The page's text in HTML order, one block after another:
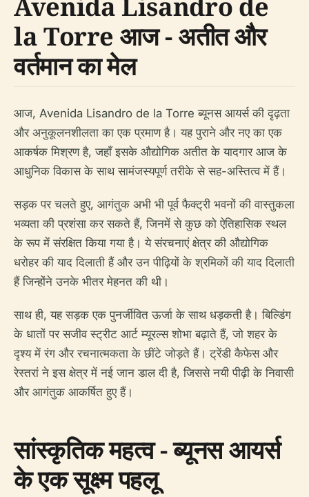
la Torre आज - अतीत और
वर्तमान का मेल
आज, Avenida Lisandro de la Torre ब्यूनस आयर्स की दृढ़ता
और अनुकूलनशीलता का एक प्रमाण है। यह पुराने और नए का एक
आकर्षक मिश्रण है, जहाँ इसके औद्योगिक अतीत के यादगार आज के
आधुनिक विकास के साथ सामंजस्यपूर्ण तरीके से सह-अस्तित्व में हैं।
सड़क पर चलते हुए, आगंतुक अभी भी पूर्व फैक्ट्री भवनों की वास्तुकला
भव्यता की प्रशंसा कर सकते हैं, जिनमें से कुछ को ऐतिहासिक स्थल
के रूप में संरक्षित किया गया है। ये संरचनाएं क्षेत्र की औद्योगिक
धरोहर की याद दिलाती हैं और उन पीढ़ियों के श्रमिकों की याद दिलाती
हैं जिन्होंने उनके भीतर मेहनत की थी।
साथ ही, यह सड़क एक पुनर्जीवित ऊर्जा के साथ धड़कती है। बिल्डिंग
के धातों पर सजीव स्ट्रीट आर्ट म्यूरल्स शोभा बढ़ाते हैं, जो शहर के
दृश्य में रंग और रचनात्मकता के छींटे जोड़ते हैं। ट्रेंडी कैफेस और
रेस्तरां ने इस क्षेत्र में नई जान डाल दी है, जिससे नयी पीढ़ी के निवासी
और आगंतुक आकर्षित हुए हैं।
सांस्कृतिक महत्व - ब्यूनस आयर्स
के एक सूक्ष्म पहलू